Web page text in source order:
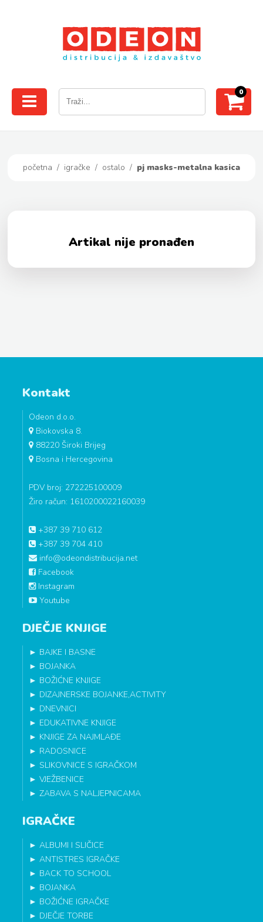
0
početna / igračke / ostalo / pj masks-metalna kasica
Artikal nije pronađen
Kontakt
Odeon d.o.o.
Biokovska 8.
88220 Široki Brijeg
Bosna i Hercegovina
PDV broj: 272225100009
Žiro račun: 1610200022160039
+387 39 710 612
+387 39 704 410
info@odeondistribucija.net
Facebook
Instagram
Youtube
DJEČJE KNJIGE
► BAJKE I BASNE
► BOJANKA
► BOŽIĆNE KNJIGE
► DIZAJNERSKE BOJANKE,ACTIVITY
► DNEVNICI
► EDUKATIVNE KNJIGE
► KNJIGE ZA NAJMLAĐE
► RADOSNICE
►SLIKOVNICE S IGRAČKOM
►VJEŽBENICE
►ZABAVA S NALJEPNICAMA
IGRAČKE
►ALBUMI I SLIČICE
►ANTISTRES IGRAČKE
► BACK TO SCHOOL
► BOJANKA
► BOŽIĆNE IGRAČKE
► DJEČJE TORBE